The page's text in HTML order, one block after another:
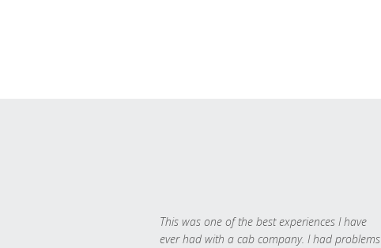
This was one of the best experiences I have
ever had with a cab company. I had problems